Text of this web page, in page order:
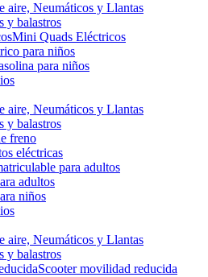
aire, Neumáticos y Llantas
y balastros
Mini Quads Eléctricos
para niños
para niños
aire, Neumáticos y Llantas
y balastros
freno
eléctricas
para adultos
adultos
niños
aire, Neumáticos y Llantas
y balastros
Scooter movilidad reducida